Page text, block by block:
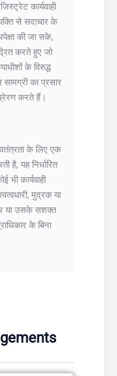
कार्यवाही
से सदाचार के
की जा सके,
करते हुए जो
के विरुद्ध
सामग्री का प्रसार
करते हैं।
के लिए एक
है, यह निर्धारित
कार्यवाही
मुद्रक या
या उसके सशक्त
के बिना